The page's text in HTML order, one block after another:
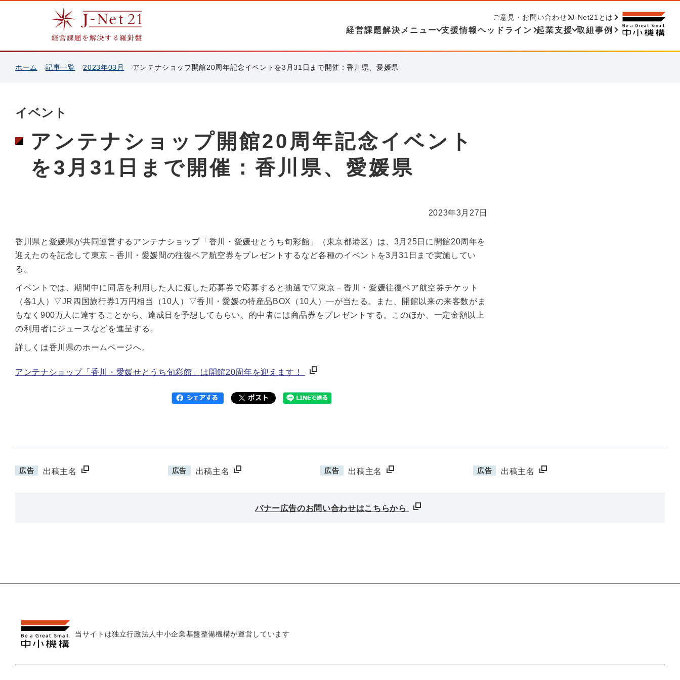
経営課題解決メニュー 支援情報ヘッドライン 起業支援 取組事例
ご意見・お問い合わせ J-Net21とは
ホーム 記事一覧 2023年03月 アンテナショップ開館20周年記念イベントを3月31日まで開催：香川県、愛媛県
イベント
アンテナショップ開館20周年記念イベント
を3月31日まで開催：香川県、愛媛県
2023年3月27日
香川県と愛媛県が共同運営するアンテナショップ「香川・愛媛せとうち旬彩館」（東京都港区）は、3月25日に開館20周年を
迎えたのを記念して東京－香川・愛媛間の往復ペア航空券をプレゼントするなど各種のイベントを3月31日まで実施してい
る。
イベントでは、期間中に同店を利用した人に渡した応募券で応募すると抽選で▽東京－香川・愛媛往復ペア航空券チケット
（各1人）▽JR四国旅行券1万円相当（10人）▽香川・愛媛の特産品BOX（10人）—が当たる。また、開館以来の来客数がま
もなく900万人に達することから、達成日を予想してもらい、的中者には商品券をプレゼントする。このほか、一定金額以上
の利用者にジュースなどを進呈する。
詳しくは香川県のホームページへ。
アンテナショップ「香川・愛媛せとうち旬彩館」は開館20周年を迎えます！
広告 出稿主名 広告 出稿主名 広告 出稿主名 広告 出稿主名
バナー広告のお問い合わせはこちらから
当サイトは独立行政法人中小企業基盤整備機構が運営しています